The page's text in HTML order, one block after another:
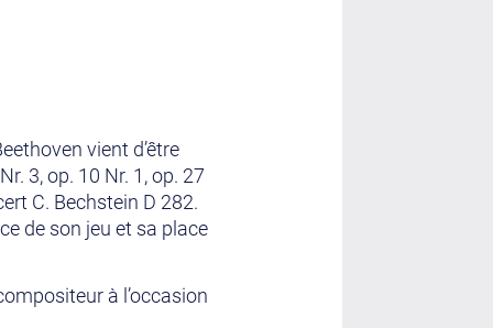
vient d’être
3, op. 10 Nr. 1, op. 27
C. Bechstein D 282.
de son jeu et sa place
à l’occasion